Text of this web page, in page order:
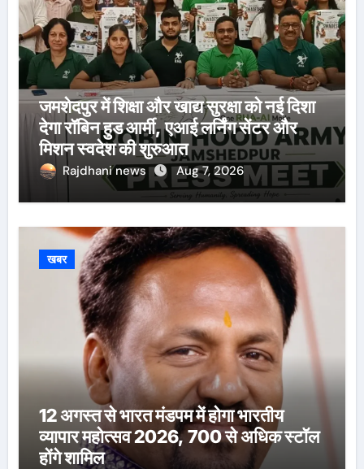
जमशेदपुर में शिक्षा और खाद्य सुरक्षा को नई दिशा
देगा रॉबिन हुड आर्मी, एआई लर्निंग सेंटर और
मिशन स्वदेश की शुरुआत
Rajdhani news Aug 7, 2026
खबर
12 अगस्त से भारत मंडपम में होगा भारतीय
व्यापार महोत्सव 2026, 700 से अधिक स्टॉल
होंगे शामिल